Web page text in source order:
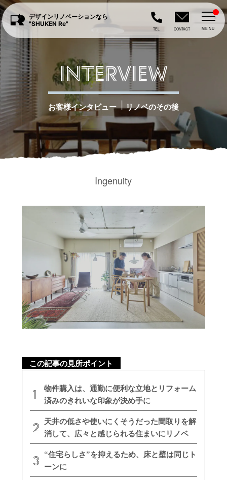
デザインリノベーションなら
"SHUKEN Re"
TEL CONTACT MENU
INTERVIEW
お客様インタビュー | リノベのその後
Ingenuity
この記事の見所ポイント
物件購入は、通勤に便利な立地とリフォーム
済みのきれいな印象が決め手に
天井の低さや使いにくそうだった間取りを解
消して、広々と感じられる住まいにリノベ
“住宅らしさ”を抑えるため、床と壁は同じト
ーンに